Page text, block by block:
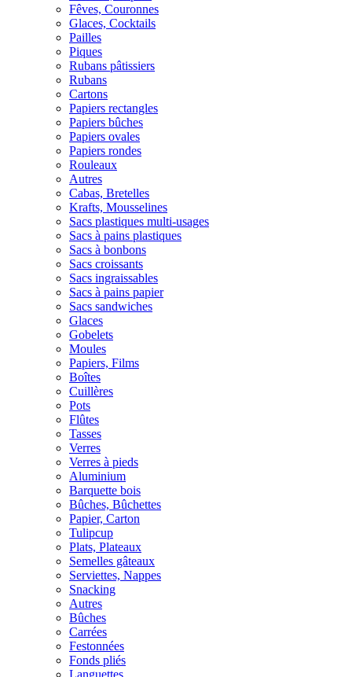
Fêves, Couronnes
Glaces, Cocktails
Pailles
Piques
Rubans pâtissiers
Rubans
Cartons
Papiers rectangles
Papiers bûches
Papiers ovales
Papiers rondes
Rouleaux
Autres
Cabas, Bretelles
Krafts, Mousselines
Sacs plastiques multi-usages
Sacs à pains plastiques
Sacs à bonbons
Sacs croissants
Sacs ingraissables
Sacs à pains papier
Sacs sandwiches
Glaces
Gobelets
Moules
Papiers, Films
Boîtes
Cuillères
Pots
Flûtes
Tasses
Verres
Verres à pieds
Aluminium
Barquette bois
Bûches, Bûchettes
Papier, Carton
Tulipcup
Plats, Plateaux
Semelles gâteaux
Serviettes, Nappes
Snacking
Autres
Bûches
Carrées
Festonnées
Fonds pliés
Languettes